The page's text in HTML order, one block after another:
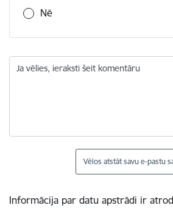
Nē
Ja vēlies, ieraksti šeit komentāru
Vēlos atstāt savu e-pastu
Informācija par datu apstrādi ir